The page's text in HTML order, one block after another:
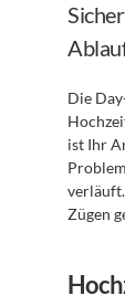
Die
ist Ihr
verläuft.
Zügen